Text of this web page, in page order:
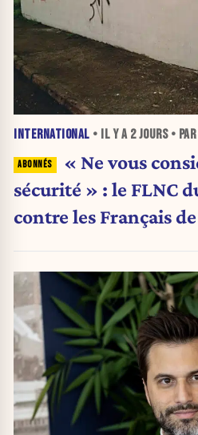
INTERNATIONAL • IL Y A 2 JOURS• PAR
« Ne vous
sécurité » : le FLNC
contre les Français